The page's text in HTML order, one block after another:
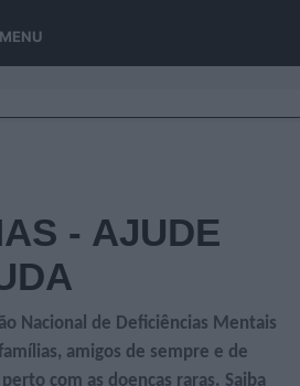
MENU
- AJUDE
Nacional de Deficiências Mentais
amigos de sempre e de
com as doenças raras. Saiba